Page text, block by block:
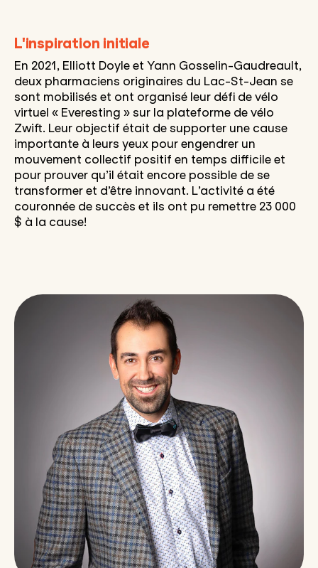
L'inspiration initiale
En 2021, Elliott Doyle et Yann Gosselin-Gaudreault,
deux pharmaciens originaires du Lac-St-Jean se
sont mobilisés et ont organisé leur défi de vélo
virtuel « Everesting » sur la plateforme de vélo
Zwift. Leur objectif était de supporter une cause
importante à leurs yeux pour engendrer un
mouvement collectif positif en temps difficile et
pour prouver qu’il était encore possible de se
transformer et d’être innovant. L’activité a été
couronnée de succès et ils ont pu remettre 23 000
$ à la cause!